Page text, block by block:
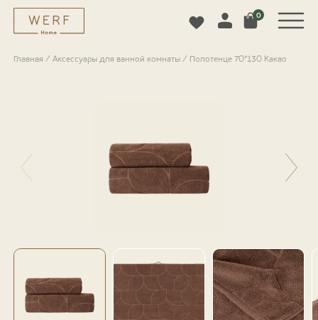
0
Главная / Аксессуары для ванной комнаты / Полотенце 70*130 Какао